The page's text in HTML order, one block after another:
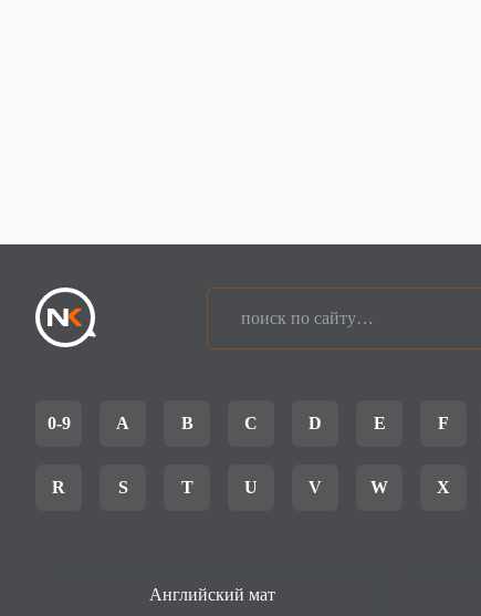
0-9 A B C D E F
R S T U V W X
Английский мат